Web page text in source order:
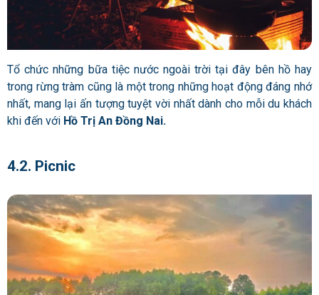
Tổ chức những bữa tiệc nước ngoài trời tại đây bên hồ hay
trong rừng tràm cũng là một trong những hoạt động đáng nhớ
nhất, mang lại ấn tượng tuyệt vời nhất dành cho mỗi du khách
khi đến với Hồ Trị An Đồng Nai.
4.2. Picnic